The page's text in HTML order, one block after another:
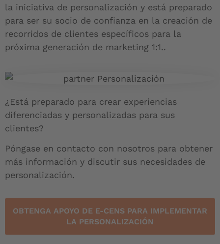
la iniciativa de personalización y está preparado
para ser su socio de confianza en la creación de
recorridos de clientes específicos para la
próxima generación de marketing 1:1..
¿Está preparado para crear experiencias
diferenciadas y personalizadas para sus
clientes?
Póngase en contacto con nosotros para obtener
más información y discutir sus necesidades de
personalización.
OBTENGA APOYO DE E-CENS PARA IMPLEMENTAR
LA PERSONALIZACIÓN